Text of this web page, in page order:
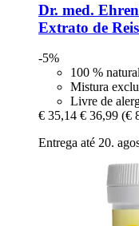
Dr. med.
Extrato de
-5%
100 % natural
Mistura
Livre de
€ 35,14 € 36,99 (€
Entrega até 20.